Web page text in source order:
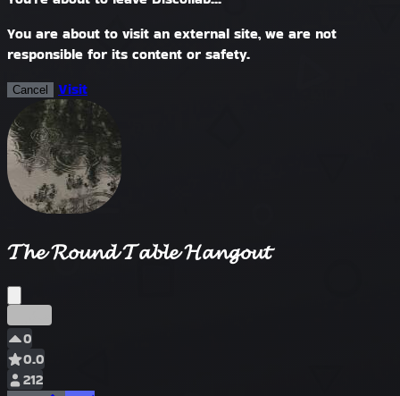
You are about to visit an external site, we are not
responsible for its content or safety.
Cancel Visit
𝓣𝓱𝓮 𝓡𝓸𝓾𝓷𝓭 𝓣𝓪𝓫𝓵𝓮 𝓗𝓪𝓷𝓰𝓸𝓾𝓽
0
0.0
212